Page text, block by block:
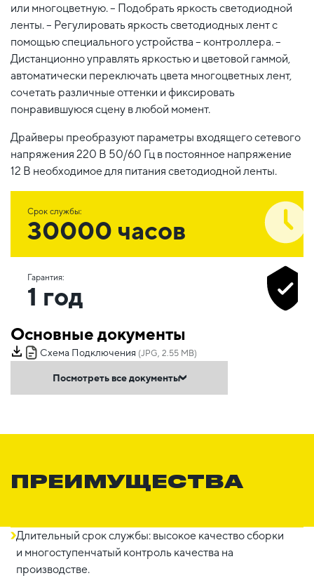
или многоцветную. – Подобрать яркость светодиодной
ленты. – Регулировать яркость светодиодных лент с
помощью специального устройства – контроллера. –
Дистанционно управлять яркостью и цветовой гаммой,
автоматически переключать цвета многоцветных лент,
сочетать различные оттенки и фиксировать
понравившуюся сцену в любой момент.
Драйверы преобразуют параметры входящего сетевого
напряжения 220 В 50/60 Гц в постоянное напряжение
12 В необходимое для питания светодиодной ленты.
Срок службы:
30000 часов
Гарантия:
1 год
Основные документы
Схема Подключения (JPG, 2.55 MB)
Посмотреть все документы
ПРЕИМУЩЕСТВА
Длительный срок службы: высокое качество сборки
и многоступенчатый контроль качества на
производстве.